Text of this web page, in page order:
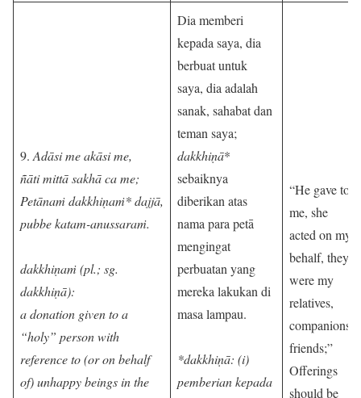
9. Adāsi me akāsi me,
ñāti mittā sakhā ca me;
Petānaṁ dakkhiṇaṁ* dajjā,
pubbe katam-anussaraṁ.
dakkhiṇaṁ (pl.; sg.
dakkhiṇā):
a donation given to a
“holy” person with
reference to (or on behalf
of) unhappy beings in the
Dia memberi
kepada saya, dia
berbuat untuk
saya, dia adalah
sanak, sahabat dan
teman saya;
dakkhiṇā*
sebaiknya
diberikan atas
nama para petā
mengingat
perbuatan yang
mereka lakukan di
masa lampau.
*dakkhiṇā: (i)
pemberian kepada
“He gave to
me, she
acted on my
behalf, they
were my
relatives,
companions,
friends;”
Offerings
should be